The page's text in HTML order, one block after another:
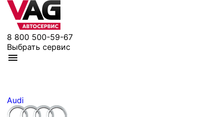
8 800 500-59-67
Выбрать сервис
Audi